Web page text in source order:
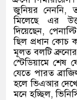
জুনিয়র নেননি,
মিলেছে এর
দিয়েছেন,
ছিল প্রধান কোচ
মূলত বলটি ব্রুনোর
স্টেডিয়ামে শেষ
যেতে পারত
হলে ভিএআর দেখে
মনে হচ্ছিল,